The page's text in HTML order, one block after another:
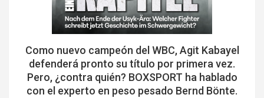
Como nuevo campeón del WBC, Agit Kabayel
defenderá pronto su título por primera vez.
Pero, ¿contra quién? BOXSPORT ha hablado
con el experto en peso pesado Bernd Bönte.